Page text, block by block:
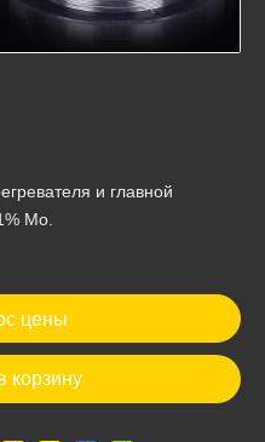
и главной
Мо.
цены
корзину